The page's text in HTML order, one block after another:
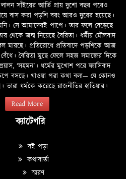
সাঁইয়ের আর্তি প্রায় দুশো বছর পরেও
বাস করা পড়শি বরং আরও দুরের হয়েছে।
সে আমাদেরই পাপে। তার ফলে বেড়েছে
থেকে জন্ম নিয়েছে বৈরিতা। ধর্মীয় মৌলবাদ
মারছে। প্রতিরোধে প্রতিবাদে পড়শিকে আজ
বৈরিতা মুছে ফেলে সহজ সমাজের দিকে
‘সহমন’। ধর্মের মুখোশ পরে ফ্যাসিবাদ
বসছে। খাওয়া পরা কথা বলা—­­ যে কোনও
ধর্মকে করেছে রাজনীতির হাতিয়ার।
Read More
ক্যাটেগরি
বই পড়া
কথাবার্তা
স্মরণ